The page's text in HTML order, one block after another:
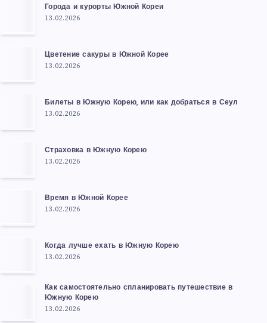
Города и курорты Южной Кореи
13.02.2026
Цветение сакуры в Южной Корее
13.02.2026
Билеты в Южную Корею, или как добраться в Сеул
13.02.2026
Страховка в Южную Корею
13.02.2026
Время в Южной Корее
13.02.2026
Когда лучше ехать в Южную Корею
13.02.2026
Как самостоятельно спланировать путешествие в
Южную Корею
13.02.2026